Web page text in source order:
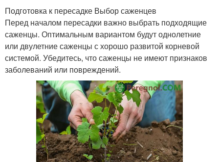
Подготовка к пересадке Выбор саженцев
Перед началом пересадки важно выбрать подходящие
саженцы. Оптимальным вариантом будут однолетние
или двулетние саженцы с хорошо развитой корневой
системой. Убедитесь, что саженцы не имеют признаков
заболеваний или повреждений.